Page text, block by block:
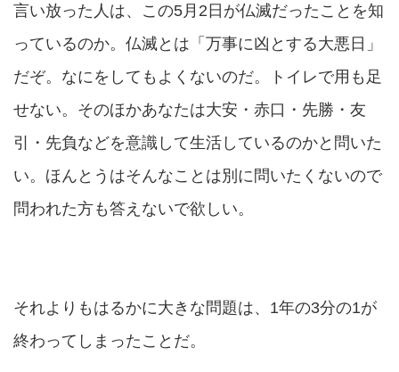
言い放った人は、この5月2日が仏滅だったことを知
っているのか。仏滅とは「万事に凶とする大悪日」
だぞ。なにをしてもよくないのだ。トイレで用も足
せない。そのほかあなたは大安・赤口・先勝・友
引・先負などを意識して生活しているのかと問いた
い。ほんとうはそんなことは別に問いたくないので
問われた方も答えないで欲しい。
それよりもはるかに大きな問題は、1年の3分の1が
終わってしまったことだ。